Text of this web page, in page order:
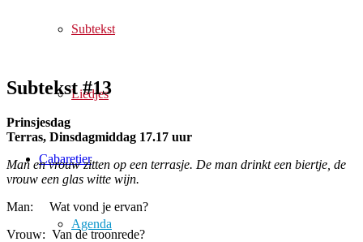
Subtekst
Liedjes
Cabaretier
Agenda
Subtekst #13
Prinsjesdag
Terras, Dinsdagmiddag 17.17 uur
Man en vrouw zitten op een terrasje. De man drinkt een biertje, de
vrouw een glas witte wijn.
Man: Wat vond je ervan?
Vrouw: Van de troonrede?